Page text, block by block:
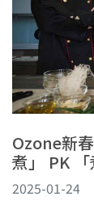
Ozone新
煮」 PK 「
2025-01-24